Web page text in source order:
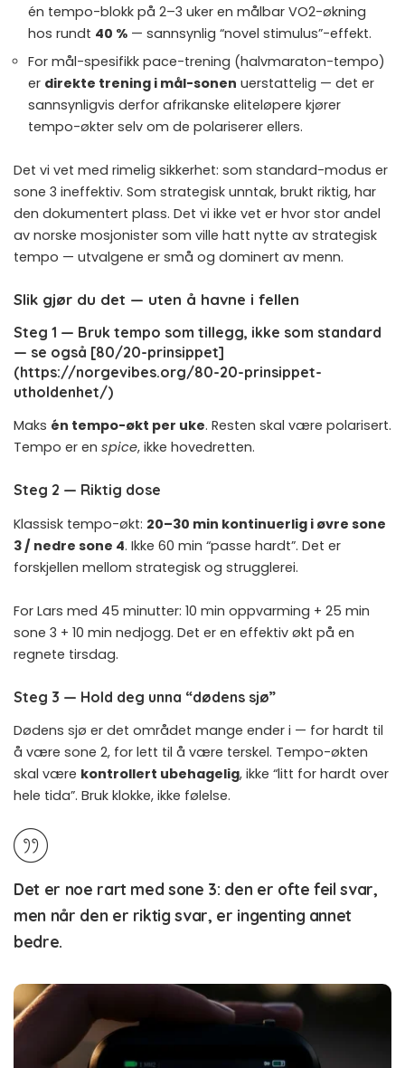
én tempo-blokk på 2–3 uker en målbar VO2-økning
hos rundt 40 % — sannsynlig “novel stimulus”-effekt.
For mål-spesifikk pace-trening (halvmaraton-tempo)
er direkte trening i mål-sonen uerstattelig — det er
sannsynligvis derfor afrikanske eliteløpere kjører
tempo-økter selv om de polariserer ellers.
Det vi vet med rimelig sikkerhet: som standard-modus er
sone 3 ineffektiv. Som strategisk unntak, brukt riktig, har
den dokumentert plass. Det vi ikke vet er hvor stor andel
av norske mosjonister som ville hatt nytte av strategisk
tempo — utvalgene er små og dominert av menn.
Slik gjør du det — uten å havne i fellen
Steg 1 — Bruk tempo som tillegg, ikke som standard
— se også [80/20-prinsippet]
(https://norgevibes.org/80-20-prinsippet-
utholdenhet/)
Maks én tempo-økt per uke. Resten skal være polarisert.
Tempo er en spice, ikke hovedretten.
Steg 2 — Riktig dose
Klassisk tempo-økt: 20–30 min kontinuerlig i øvre sone
3 / nedre sone 4. Ikke 60 min “passe hardt”. Det er
forskjellen mellom strategisk og strugglerei.
For Lars med 45 minutter: 10 min oppvarming + 25 min
sone 3 + 10 min nedjogg. Det er en effektiv økt på en
regnete tirsdag.
Steg 3 — Hold deg unna “dødens sjø”
Dødens sjø er det området mange ender i — for hardt til
å være sone 2, for lett til å være terskel. Tempo-økten
skal være kontrollert ubehagelig, ikke “litt for hardt over
hele tida”. Bruk klokke, ikke følelse.
Det er noe rart med sone 3: den er ofte feil svar,
men når den er riktig svar, er ingenting annet
bedre.